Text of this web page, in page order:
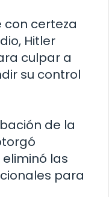
con certeza
Hitler
culpar a
su control
de la
las
para